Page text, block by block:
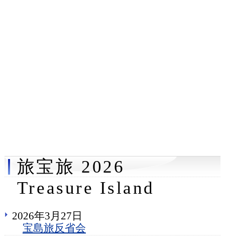
旅宝旅 2026
Treasure Island
2026年3月27日
宝島旅反省会